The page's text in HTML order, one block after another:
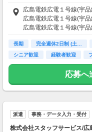
【月収例】約198,450円
（時給1,350円×実働
※月収例は一例であり、
りません。
よる）
規定あり
広島電鉄広電１号線(宇
広島電鉄広電１号線(宇
広島電鉄広電１号線(宇
長期 完全週休2日制 (土…
シニア歓迎
経験者歓迎
応募へ
派遣 事務・データ入力・受付
株式会社スタッフサービス/広